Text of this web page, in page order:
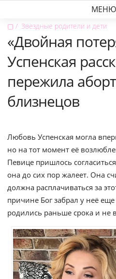
МЕНЮ
▢ Звездные родители и дети
«Двойная
Успенская
пережила
близнецов
Любовь Успенская могла
но на тот момент её
Певице пришлось
она до сих пор жалеет. Она
должна расплачиваться за
причине Бог забрал у неё
родились раньше срока и не